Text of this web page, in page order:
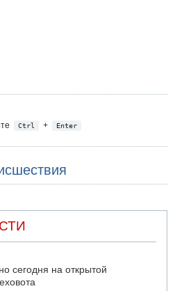
Ctrl + Enter
сегодня на открытой